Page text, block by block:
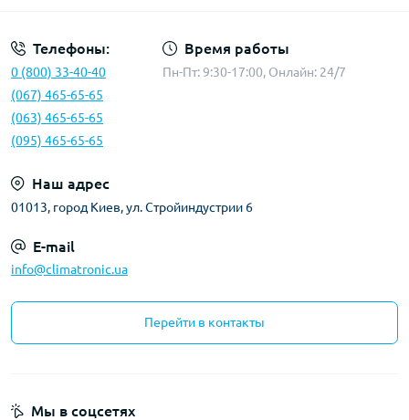
Телефоны:
0 (800) 33-40-40
(067) 465-65-65
(063) 465-65-65
(095) 465-65-65
Время работы
Пн-Пт: 9:30-17:00, Онлайн: 24/7
Наш адрес
01013, город Киев, ул. Стройиндустрии 6
E-mail
info@climatronic.ua
Перейти в контакты
Мы в соцсетях